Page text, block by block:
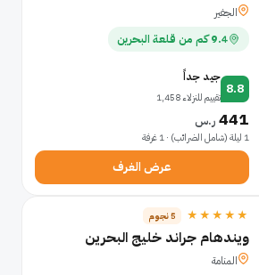
الجفير
9.4 كم من قلعة البحرين
8.8
جيد جداً
تقييم للنزلاء 1,458
441 ر.س
1 ليلة (شامل الضرائب) · 1 غرفة
عرض الغرف
★★★★★ 5 نجوم
ويندهام جراند خليج البحرين
المنامة